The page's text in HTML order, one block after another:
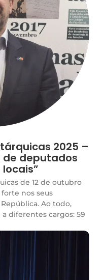
2025 –
de deputados
de 12 de outubro
nos seus
Ao todo,
diferentes cargos: 59